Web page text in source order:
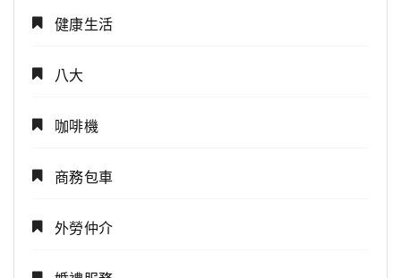
健康生活
八大
咖啡機
商務包車
外勞仲介